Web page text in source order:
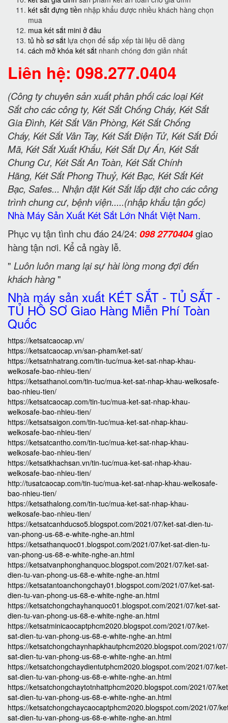
két sắt đựng tiền nhập khẩu được nhiều khách hàng chọn
mua
mua két sắt mini ở đâu
tủ hồ sơ sắt lựa chọn để sắp xếp tài liệu dễ dàng
cách mở khóa két sắt nhanh chóng đơn giản nhất
Liên hệ: 098.277.0404
(Công ty chuyên sản xuất phân phối các loại Két
Sắt cho các công ty, Két Sắt Chống Cháy, Két Sắt
Gia Đình, Két Sắt Văn Phòng, Két Sắt Chống
Cháy, Két Sắt Vân Tay, Két Sắt Điện Tử, Két Sắt Đổi
Mã, Két Sắt Xuất Khẩu, Két Sắt Dự Án, Két Sắt
Chung Cư, Két Sắt An Toàn, Két Sắt Chính
Hãng, Két Sắt Phong Thuỷ, Két Bạc, Két Sắt Két
Bạc, Safes... Nhận đặt Két Sắt lắp đặt cho các công
trình chung cư, bệnh viện.....(nhập khẩu tận gốc)
Nhà Máy Sản Xuất Két Sắt Lớn Nhất Việt Nam.
Phục vụ tận tình chu đáo 24/24: 098 2770404giao
hàng tận nơi. Kể cả ngày lễ.
" Luôn luôn mang lại sự hài lòng mong đợi đến
khách hàng"
Nhà máy sản xuất KÉT SẮT - TỦ SẮT -
TỦ HỒ SƠ Giao Hàng Miễn Phí Toàn
Quốc
https://ketsatcaocap.vn/
https://ketsatcaocap.vn/san-pham/ket-sat/
https://ketsatnhatrang.com/tin-tuc/mua-ket-sat-nhap-khau-
welkosafe-bao-nhieu-tien/
https://ketsathanoi.com/tin-tuc/mua-ket-sat-nhap-khau-welkosafe-
bao-nhieu-tien/
https://ketsatcaocap.com/tin-tuc/mua-ket-sat-nhap-khau-
welkosafe-bao-nhieu-tien/
https://ketsatsaigon.com/tin-tuc/mua-ket-sat-nhap-khau-
welkosafe-bao-nhieu-tien/
https://ketsatcantho.com/tin-tuc/mua-ket-sat-nhap-khau-
welkosafe-bao-nhieu-tien/
https://ketsatkhachsan.vn/tin-tuc/mua-ket-sat-nhap-khau-
welkosafe-bao-nhieu-tien/
http://tusatcaocap.com/tin-tuc/mua-ket-sat-nhap-khau-welkosafe-
bao-nhieu-tien/
https://ketsathalong.com/tin-tuc/mua-ket-sat-nhap-khau-
welkosafe-bao-nhieu-tien/
https://ketsatcanhducso5.blogspot.com/2021/07/ket-sat-dien-tu-
van-phong-us-68-e-white-nghe-an.html
https://ketsathanquoc01.blogspot.com/2021/07/ket-sat-dien-tu-
van-phong-us-68-e-white-nghe-an.html
https://ketsatvanphonghanquoc.blogspot.com/2021/07/ket-sat-
dien-tu-van-phong-us-68-e-white-nghe-an.html
https://ketsatantoanchongchay01.blogspot.com/2021/07/ket-sat-
dien-tu-van-phong-us-68-e-white-nghe-an.html
https://ketsatchongchayhanquoc01.blogspot.com/2021/07/ket-sat-
dien-tu-van-phong-us-68-e-white-nghe-an.html
https://ketsatminicaocaptphcm2020.blogspot.com/2021/07/ket-
sat-dien-tu-van-phong-us-68-e-white-nghe-an.html
https://ketsatchongchaynhapkhautphcm2020.blogspot.com/2021/
sat-dien-tu-van-phong-us-68-e-white-nghe-an.html
https://ketsatchongchaydientutphcm2020.blogspot.com/2021/07/ket-
sat-dien-tu-van-phong-us-68-e-white-nghe-an.html
https://ketsatchongchaytotnhattphcm2020.blogspot.com/2021/07/
sat-dien-tu-van-phong-us-68-e-white-nghe-an.html
https://ketsatchongchaycaocaptphcm2020.blogspot.com/2021/07/
sat-dien-tu-van-phong-us-68-e-white-nghe-an.html